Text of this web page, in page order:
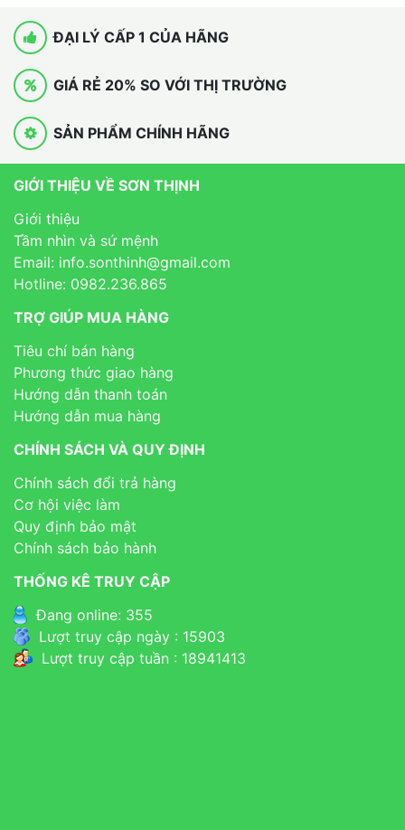
ĐẠI LÝ CẤP 1 CỦA HÃNG
GIÁ RẺ 20% SO VỚI THỊ TRƯỜNG
SẢN PHẨM CHÍNH HÃNG
GIỚI THIỆU VỀ SƠN THỊNH
Giới thiệu
Tầm nhìn và sứ mệnh
Email: info.sonthinh@gmail.com
Hotline: 0982.236.865
TRỢ GIÚP MUA HÀNG
Tiêu chí bán hàng
Phương thức giao hàng
Hướng dẫn thanh toán
Hướng dẫn mua hàng
CHÍNH SÁCH VÀ QUY ĐỊNH
Chính sách đổi trả hàng
Cơ hội việc làm
Quy định bảo mật
Chính sách bảo hành
THỐNG KÊ TRUY CẬP
Đang online: 355
Lượt truy cập ngày : 15903
Lượt truy cập tuần : 18941413